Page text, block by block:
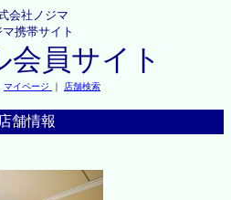
会社ノジマ
マ携帯サイト
会員サイト
マイページ ｜ 店舗検索
店舗情報